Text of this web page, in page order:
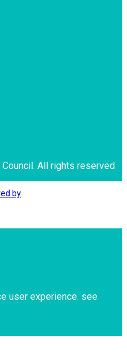
All rights reserved
by
user experience. see